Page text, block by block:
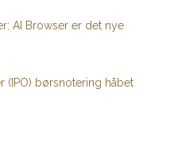
AI Browser er det nye
(IPO) børsnotering håbet